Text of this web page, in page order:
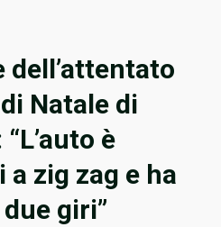
dell’attentato
Natale di
è
zig zag e ha
giri”